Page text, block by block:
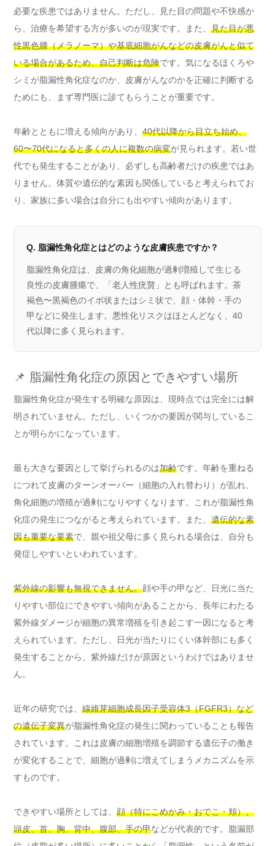
必要な疾患ではありません。ただし、見た目の問題や不快感か
ら、治療を希望する方が多いのが現実です。また、 見た目が悪
性黒色腫（メラノーマ）や基底細胞がんなどの皮膚がんと似て
いる場合があるため、自己判断は危険です。気になるほくろや
シミが脂漏性角化症なのか、皮膚がんなのかを正確に判断する
ためにも、まず専門医に診てもらうことが重要です。
年齢とともに増える傾向があり、 40代以降から目立ち始め、
60〜70代になると多くの人に複数の病変が見られます。若い世
代でも発生することがあり、必ずしも高齢者だけの疾患ではあ
りません。体質や遺伝的な素因も関係していると考えられてお
り、家族に多い場合は自分にも出やすい傾向があります。
Q. 脂漏性角化症とはどのような皮膚疾患ですか？
脂漏性角化症は、皮膚の角化細胞が過剰増殖して生じる
良性の皮膚腫瘍で、「老人性疣贅」とも呼ばれます。茶
褐色〜黒褐色のイボ状またはシミ状で、顔・体幹・手の
甲などに発生します。悪性化リスクはほとんどなく、40
代以降に多く見られます。
📌 脂漏性角化症の原因とできやすい場所
脂漏性角化症が発生する明確な原因は、現時点では完全には解
明されていません。ただし、いくつかの要因が関与しているこ
とが明らかになっています。
最も大きな要因として挙げられるのは加齢です。年齢を重ねる
につれて皮膚のターンオーバー（細胞の入れ替わり）が乱れ、
角化細胞の増殖が過剰になりやすくなります。これが脂漏性角
化症の発生につながると考えられています。また、 遺伝的な素
因も重要な要素で、親や祖父母に多く見られる場合は、自分も
発症しやすいといわれています。
紫外線の影響も無視できません。顔や手の甲など、日光に当た
りやすい部位にできやすい傾向があることから、長年にわたる
紫外線ダメージが細胞の異常増殖を引き起こす一因になると考
えられています。ただし、日光が当たりにくい体幹部にも多く
発生することから、紫外線だけが原因というわけではありませ
ん。
近年の研究では、 線維芽細胞成長因子受容体3（FGFR3）など
の遺伝子変異が脂漏性角化症の発生に関わっていることも報告
されています。これは皮膚の細胞増殖を調節する遺伝子の働き
が変化することで、細胞が過剰に増えてしまうメカニズムを示
すものです。
できやすい場所としては、 顔（特にこめかみ・おでこ・頬）、
頭皮、首、胸、背中、腹部、手の甲などが代表的です。脂漏部